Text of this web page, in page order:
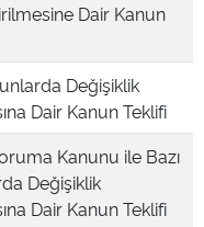
Dair Kanun
Değişiklik
Dair Kanun Teklifi
Kanunu ile Bazı
Değişiklik
Dair Kanun Teklifi